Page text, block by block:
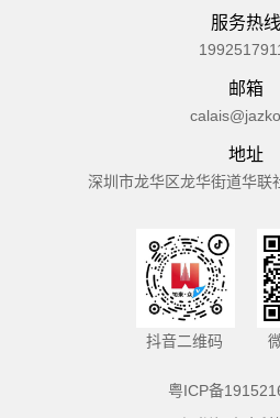
服务热线
邮箱
地址
深圳市龙华区龙华街道华联
抖音二维码
粤ICP备